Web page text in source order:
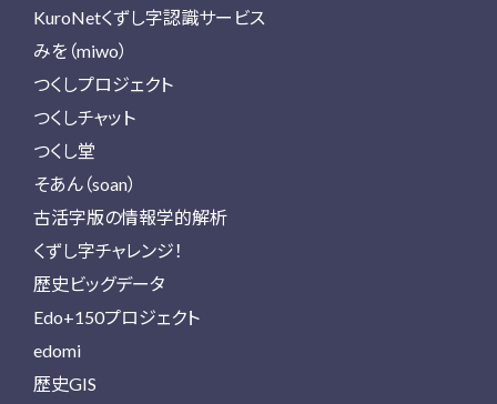
KuroNetくずし字認識サービス
みを（miwo）
つくしプロジェクト
つくしチャット
つくし堂
そあん（soan）
古活字版の情報学的解析
くずし字チャレンジ！
歴史ビッグデータ
Edo+150プロジェクト
edomi
歴史GIS